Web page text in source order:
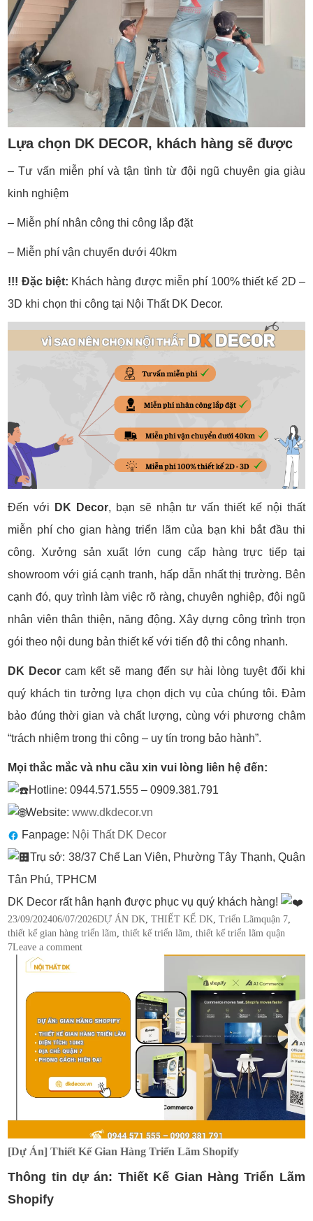
Lựa chọn DK DECOR, khách hàng sẽ được
– Tư vấn miễn phí và tận tình từ đội ngũ chuyên gia giàu
kinh nghiệm
– Miễn phí nhân công thi công lắp đặt
– Miễn phí vận chuyển dưới 40km
!!! Đặc biệt: Khách hàng được miễn phí 100% thiết kế 2D –
3D khi chọn thi công tại Nội Thất DK Decor.
Đến với DK Decor, bạn sẽ nhận tư vấn thiết kế nội thất
miễn phí cho gian hàng triển lãm của bạn khi bắt đầu thi
công. Xưởng sản xuất lớn cung cấp hàng trực tiếp tại
showroom với giá cạnh tranh, hấp dẫn nhất thị trường. Bên
cạnh đó, quy trình làm việc rõ ràng, chuyên nghiệp, đội ngũ
nhân viên thân thiện, năng động. Xây dựng công trình trọn
gói theo nội dung bản thiết kế với tiến độ thi công nhanh.
DK Decorcam kết sẽ mang đến sự hài lòng tuyệt đối khi
quý khách tin tưởng lựa chọn dịch vụ của chúng tôi. Đảm
bảo đúng thời gian và chất lượng, cùng với phương châm
“trách nhiệm trong thi công – uy tín trong bảo hành”.
Mọi thắc mắc và nhu cầu xin vui lòng liên hệ đến:
Hotline: 0944.571.555 – 0909.381.791
Website:www.dkdecor.vn
Fanpage: Nội Thất DK Decor
Trụ sở: 38/37 Chế Lan Viên, Phường Tây Thạnh, Quận
Tân Phú, TPHCM
DK Decor rất hân hạnh được phục vụ quý khách hàng!
Posted
on
23/09/202406/07/2026Categories
DỰ ÁN DK ,THIẾT KẾ DK ,Triển LãmTags
quận 7
thiết kế gian hàng triển lãm ,thiết kế triển lãm ,thiết kế triển lãm quận
7Leave a comment
[Dự Án] Thiết Kế Gian Hàng Triển Lãm Shopify
Thông tin dự án: Thiết Kế Gian Hàng Triển Lãm
Shopify